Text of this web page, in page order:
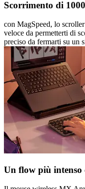
Scorrimento di
con MagSpeed, lo
veloce da permetterti di
preciso da fermarti su un
Un flow più intenso